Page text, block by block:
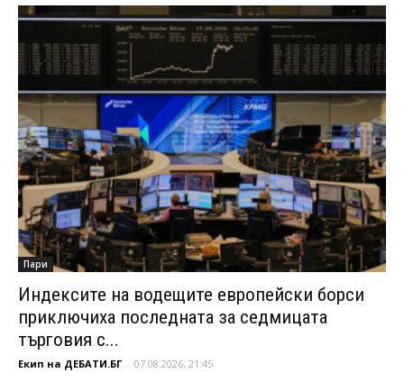
Пари
Индексите на водещите европейски борси
приключиха последната за седмицата
търговия с...
Екип на ДЕБАТИ.БГ - 07.08.2026, 21:45